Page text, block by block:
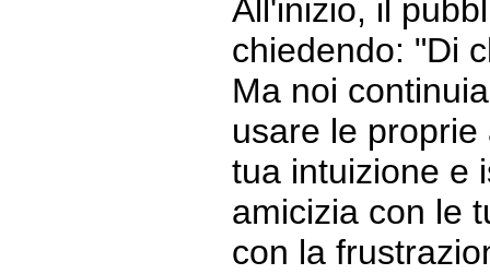
All'inizio, il
chiedendo: "Di
Ma noi
usare le
tua intuizione e
amicizia con le
con la